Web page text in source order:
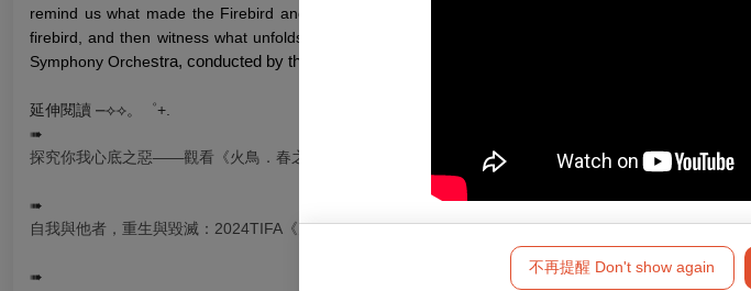
不再提醒 Don't show again
remind us what made the Firebird and the Rite of Spring such innovative, tradition-breaking works.
firebird, and then witness what unfolds when a tightly-knit community shuns one of its members.
Symphony Orchestra, conducted by the renowned Chien Wen-Pin.
延伸閱讀 ⎼⟢⟢。゜+.
➠
探究你我心底之惡——觀看《火鳥．春之祭─異的力量》
➠
自我與他者，重生與毀滅：2024TIFA《火鳥．春之祭─異的力量》——專訪編舞家伊凡・沛瑞茲
➠